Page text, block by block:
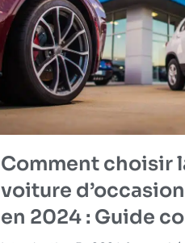
Comment choisir
voiture
en 2024 : Guide